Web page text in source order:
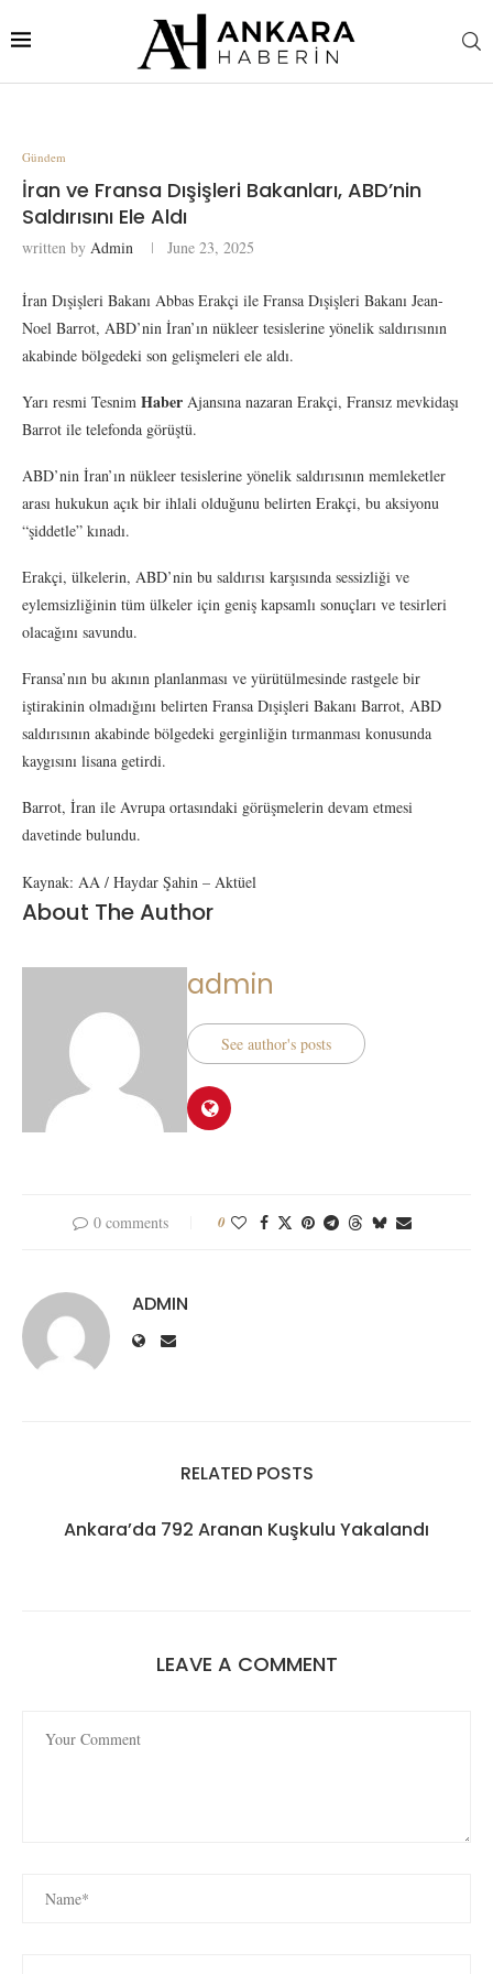
Gündem
İran ve Fransa Dışişleri Bakanları, ABD’nin
Saldırısını Ele Aldı
written by Admin June 23, 2025
İran Dışişleri Bakanı Abbas Erakçi ile Fransa Dışişleri Bakanı Jean-
Noel Barrot, ABD’nin İran’ın nükleer tesislerine yönelik saldırısının
akabinde bölgedeki son gelişmeleri ele aldı.
Yarı resmi Tesnim Haber Ajansına nazaran Erakçi, Fransız mevkidaşı
Barrot ile telefonda görüştü.
ABD’nin İran’ın nükleer tesislerine yönelik saldırısının memleketler
arası hukukun açık bir ihlali olduğunu belirten Erakçi, bu aksiyonu
“şiddetle” kınadı.
Erakçi, ülkelerin, ABD’nin bu saldırısı karşısında sessizliği ve
eylemsizliğinin tüm ülkeler için geniş kapsamlı sonuçları ve tesirleri
olacağını savundu.
Fransa’nın bu akının planlanması ve yürütülmesinde rastgele bir
iştirakinin olmadığını belirten Fransa Dışişleri Bakanı Barrot, ABD
saldırısının akabinde bölgedeki gerginliğin tırmanması konusunda
kaygısını lisana getirdi.
Barrot, İran ile Avrupa ortasındaki görüşmelerin devam etmesi
davetinde bulundu.
Kaynak: AA / Haydar Şahin – Aktüel
About The Author
admin
See author's posts
0 comments 0
ADMIN
RELATED POSTS
Ankara’da 792 Aranan Kuşkulu Yakalandı
LEAVE A COMMENT